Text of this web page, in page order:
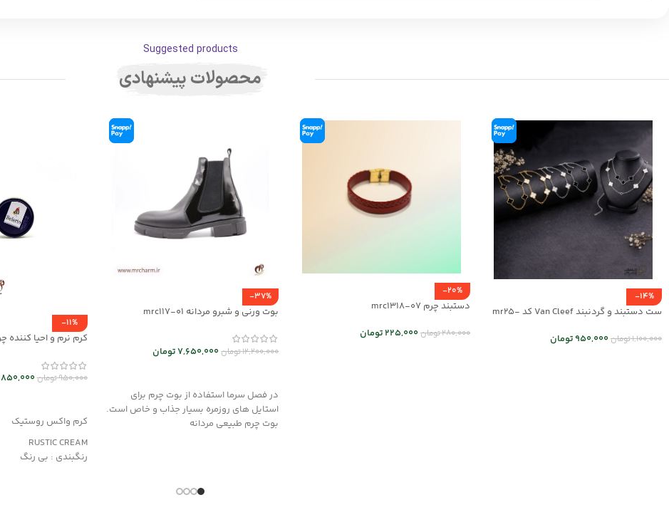
Suggested products
محصولات پیشنهادی
-14%
ست دستبند و گردنبند Van Cleef کد mr25-
1,100,000تومان950,000تومان
-20%
دستبند چرم mrc1318-07
280,000تومان225,000تومان
-37%
بوت ورنی و شبرو مردانه mrc117-01
12,200,000تومان7,650,000تومان
در فصل سرما استفاده از بوت چرم برای
استایل های روزمره بسیار جذاب و خاص است.
بوت چرم طبیعی مردانه
-11%
950,000تومان850,000
کرم واکس روستیک
RUSTIC CREAM
رنگبندی : بی رنگ